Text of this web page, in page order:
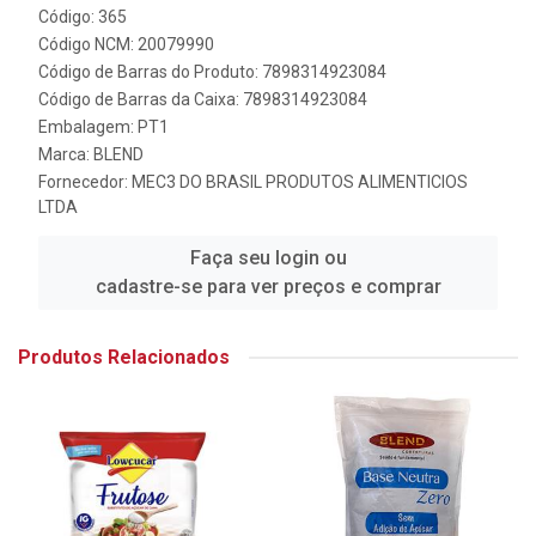
Código: 365
Código NCM: 20079990
Código de Barras do Produto: 7898314923084
Código de Barras da Caixa: 7898314923084
Embalagem: PT1
Marca: BLEND
Fornecedor: MEC3 DO BRASIL PRODUTOS ALIMENTICIOS
LTDA
Faça seu login ou
cadastre-se para ver preços e comprar
Produtos Relacionados